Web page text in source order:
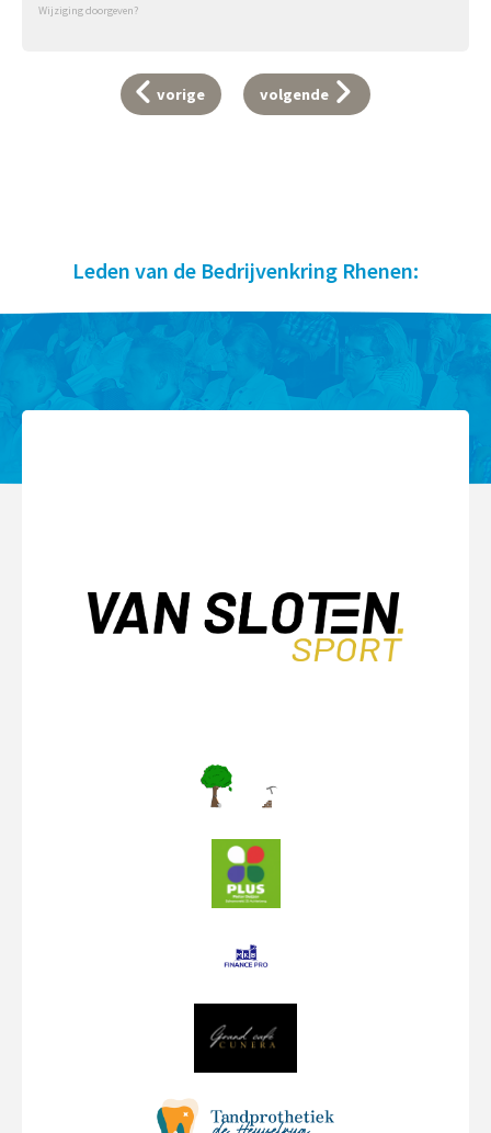
Wijziging doorgeven?
vorige volgende
Leden van de Bedrijvenkring Rhenen: